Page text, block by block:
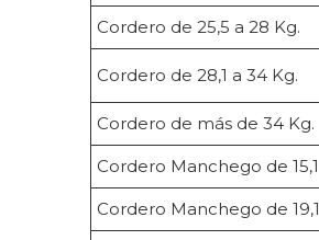
Cordero de 25,5 a 28 Kg.
Cordero de 28,1 a 34 Kg.
Cordero de más de 34 Kg.
Cordero Manchego de 15,1
Cordero Manchego de 19,1